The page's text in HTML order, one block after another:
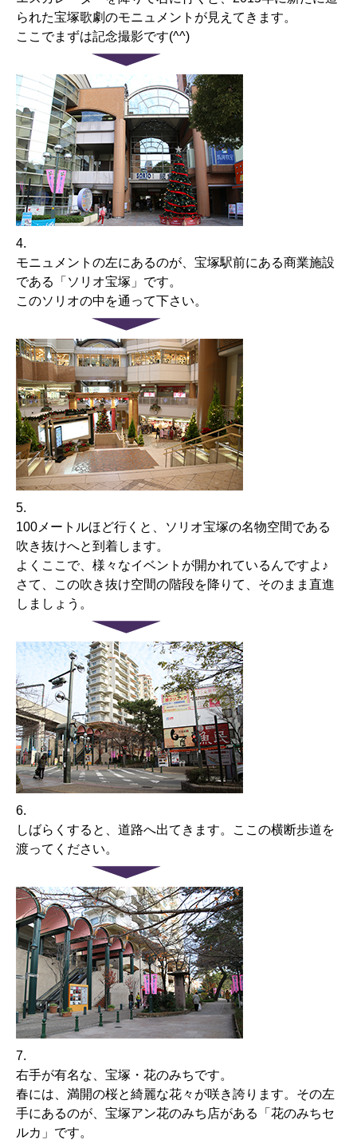
られた宝塚歌劇のモニュメントが見えてきます。
ここでまずは記念撮影です(^^)
4.
モニュメントの左にあるのが、宝塚駅前にある商業施設
である「ソリオ宝塚」です。
このソリオの中を通って下さい。
5.
100メートルほど行くと、ソリオ宝塚の名物空間である
吹き抜けへと到着します。
よくここで、様々なイベントが開かれているんですよ♪
さて、この吹き抜け空間の階段を降りて、そのまま直進
しましょう。
6.
しばらくすると、道路へ出てきます。ここの横断歩道を
渡ってください。
7.
右手が有名な、宝塚・花のみちです。
春には、満開の桜と綺麗な花々が咲き誇ります。その左
手にあるのが、宝塚アン花のみち店がある「花のみちセ
ルカ」です。